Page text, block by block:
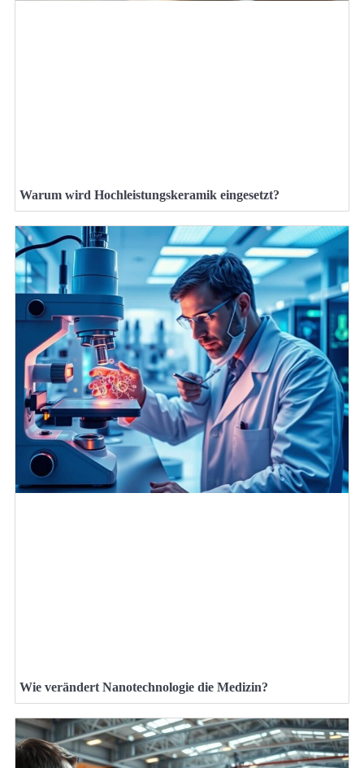
Warum wird Hochleistungskeramik eingesetzt?
Wie verändert Nanotechnologie die Medizin?